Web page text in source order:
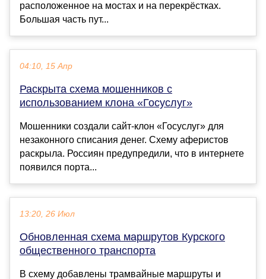
расположенное на мостах и на перекрёстках.
Большая часть пут...
04:10, 15 Апр
Раскрыта схема мошенников с
использованием клона «Госуслуг»
Мошенники создали сайт-клон «Госуслуг» для
незаконного списания денег. Схему аферистов
раскрыла. Россиян предупредили, что в интернете
появился порта...
13:20, 26 Июл
Обновленная схема маршрутов Курского
общественного транспорта
В схему добавлены трамвайные маршруты и